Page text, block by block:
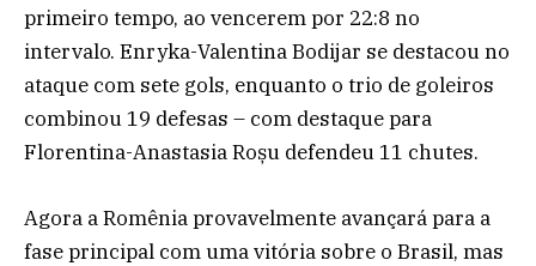
primeiro tempo, ao vencerem por 22:8 no
intervalo. Enryka-Valentina Bodijar se destacou no
ataque com sete gols, enquanto o trio de goleiros
combinou 19 defesas – com destaque para
Florentina-Anastasia Roșu defendeu 11 chutes.
Agora a Romênia provavelmente avançará para a
fase principal com uma vitória sobre o Brasil, mas